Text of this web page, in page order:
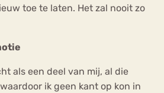
toe te laten. Het zal nooit zo
als een deel van mij, al die
ik geen kant op kon in